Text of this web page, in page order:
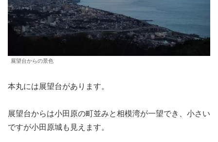
展望台からの景色
本丸には展望台があります。
展望台からは小田原の町並みと相模湾が一望でき、小さい
ですが小田原城も見えます。